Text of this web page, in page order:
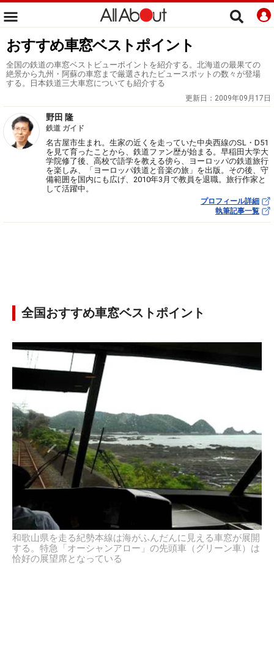
おすすめ車窓ベストポイント
全国の鉄道の車窓ベストビューポイントを紹介する。北海道の最果ての
絶景から九州・阿蘇の車窓まで厳選されたビュースポットの数々が登場
する。日本鉄道三大車窓についても紹介する
更新日： 2009年09月17日
野田 隆
鉄道 ガイド
名古屋市生まれ。生家の近くを走っていた中央西線のSL・D51
を見て育ったことから、鉄道ファン歴が始まる。早稲田大学大
学院修了後、高校で語学を教える傍ら、ヨーロッパの鉄道旅行
を楽しみ、「ヨーロッパ鉄道と音楽の旅」を出版。その後、守
備範囲を国内にも広げ、2010年3月で教員を退職。旅行作家と
して活躍中。
プロフィール詳細
執筆記事一覧
全国おすすめ車窓ベストポイント
和歌山県を走る紀勢本線は海がふんだんに見える車窓が展開
する。特急「オーシャンアロー」の先頭車（グリーン車）は
恰好の展望席となっている